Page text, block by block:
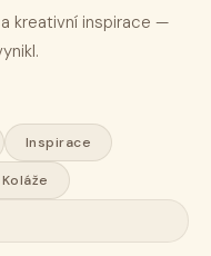
kreativní inspirace —
Inspirace
Koláže